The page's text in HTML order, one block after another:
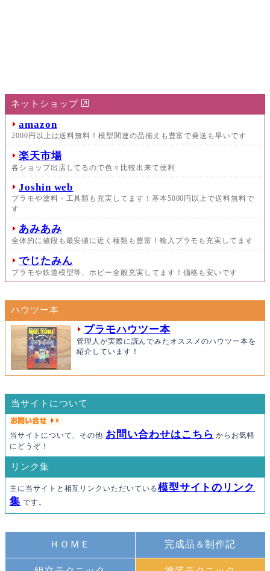
ネットショップ
amazon
2000円以上は送料無料！模型関連の品揃えも豊富で発送も早いです
楽天市場
各ショップ出店してるので色々比較出来て便利
Joshin web
プラモや塗料・工具類も充実してます！基本5000円以上で送料無料で
す
あみあみ
全体的に値段も最安値に近く種類も豊富！輸入プラモも充実してます
でじたみん
プラモや鉄道模型等、ホビー全般充実してます！価格も安いです
ハウツー本
プラモハウツー本
管理人が実際に読んでみたオススメのハウツー本を
紹介しています！
当サイトについて
当サイトについて、その他 お問い合わせはこちら からお気軽
にどうぞ！
リンク集
主に当サイトと相互リンクいただいている模型サイトのリンク
集 です。
ＨＯＭＥ 完成品＆制作記